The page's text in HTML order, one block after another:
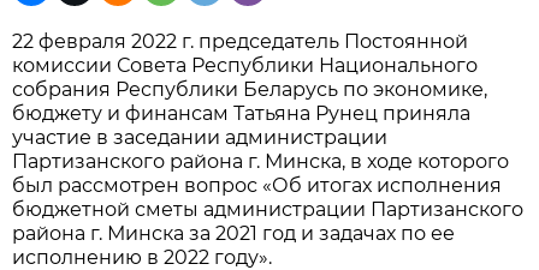
22 февраля 2022 г. председатель Постоянной
комиссии Совета Республики Национального
собрания Республики Беларусь по экономике,
бюджету и финансам Татьяна Рунец приняла
участие в заседании администрации
Партизанского района г. Минска, в ходе которого
был рассмотрен вопрос «Об итогах исполнения
бюджетной сметы администрации Партизанского
района г. Минска за 2021 год и задачах по ее
исполнению в 2022 году».